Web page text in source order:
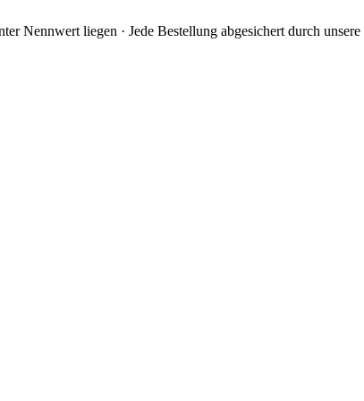
Nennwert liegen · Jede Bestellung abgesichert durch unsere